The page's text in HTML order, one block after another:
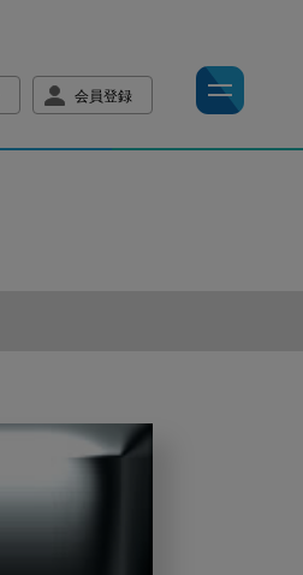
会員登録